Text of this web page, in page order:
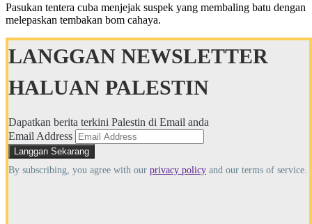
Pasukan tentera cuba menjejak suspek yang membaling batu dengan
melepaskan tembakan bom cahaya.
LANGGAN NEWSLETTER
HALUAN PALESTIN
Dapatkan berita terkini Palestin di Email anda
Email Address
By subscribing, you agree with our privacy policy and our terms of service.